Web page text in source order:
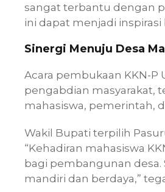
sangat terbantu dengan
ini dapat menjadi
Sinergi Menuju Desa
Acara pembukaan KKN-
pengabdian masyarakat,
mahasiswa, pemerintah,
Wakil Bupati terpilih
“Kehadiran mahasiswa
bagi pembangunan desa.
mandiri dan berdaya,”